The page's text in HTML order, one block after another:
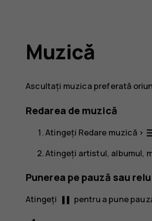
Muzică
Ascultați muzica preferată
Redarea de muzică
Atingeți Redare muzică>
Atingeți artistul, albumul,
Punerea pe pauză sau
Atingeți pause pentru a pune